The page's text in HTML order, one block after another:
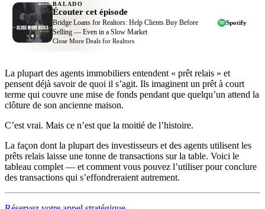
BALADO
Écouter cet épisode
Bridge Loans for Realtors: Help Clients Buy Before
Selling — Even in a Slow Market
Close More Deals for Realtors
Spotify
La plupart des agents immobiliers entendent « prêt relais » et
pensent déjà savoir de quoi il s’agit. Ils imaginent un prêt à court
terme qui couvre une mise de fonds pendant que quelqu’un attend la
clôture de son ancienne maison.
C’est vrai. Mais ce n’est que la moitié de l’histoire.
La façon dont la plupart des investisseurs et des agents utilisent les
prêts relais laisse une tonne de transactions sur la table. Voici le
tableau complet — et comment vous pouvez l’utiliser pour conclure
des transactions qui s’effondreraient autrement.